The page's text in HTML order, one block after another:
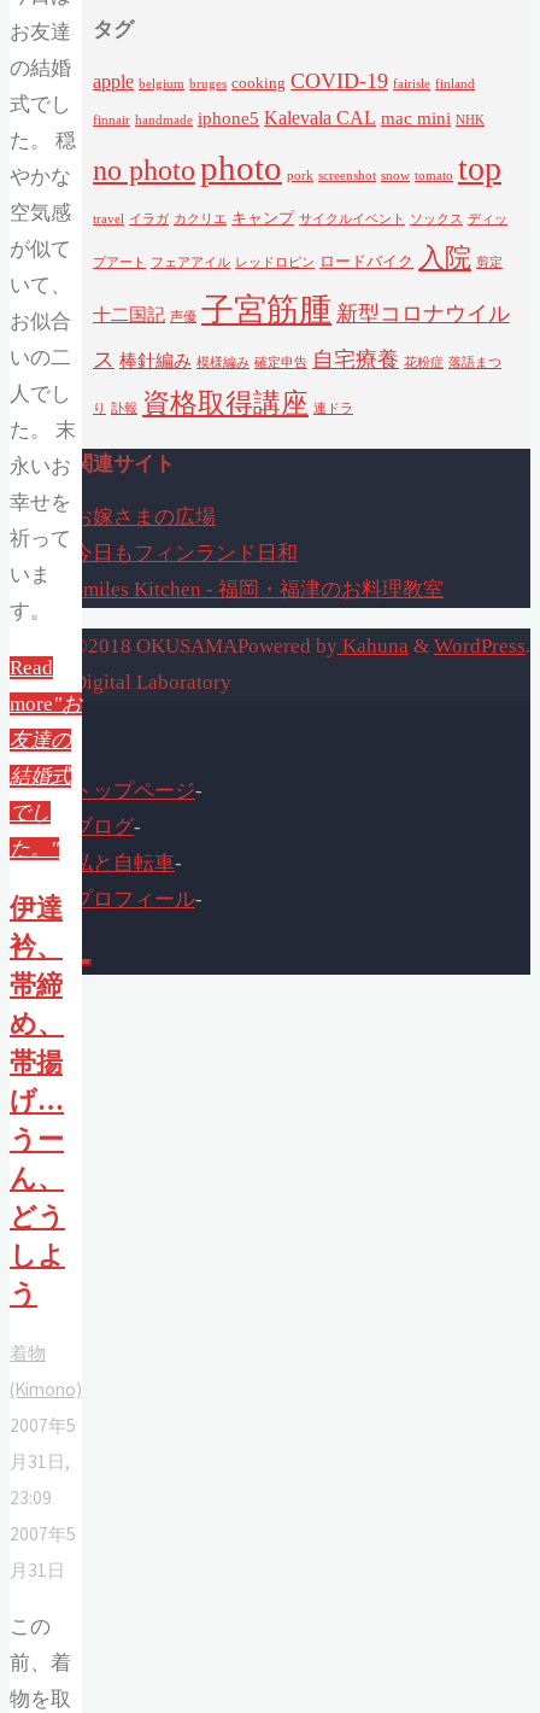
お友達
の結婚
式でし
た。 穏
やかな
空気感
が似て
いて、
お似合
いの二
人でし
た。 末
永いお
幸せを
祈って
いま
す。
Read
more"お
友達の
結婚式
でし
た。"
伊達
衿、
帯締
め、
帯揚
げ…
うー
ん、
どう
しよ
う
着物
(Kimono)
2007年5
月31日,
23:09
2007年5
月31日
この
前、着
物を取
タグ
apple belgium bruges cooking COVID-19 fairisle finland
finnair handmade iphone5 Kalevala CAL mac mini NHK
no photophoto pork screenshot snow tomato top
travel イラガ カクリエ キャンプ サイクルイベント ソックス ディッ
プアート フェアアイル レッドロビン ロードバイク 入院 剪定
十二国記 声優 子宮筋腫 新型コロナウイル
ス 棒針編み 模様編み 確定申告 自宅療養 花粉症 落語まつ
り 訃報 資格取得講座 連ドラ
関連サイト
お嫁さまの広場
今日もフィンランド日和
Smiles Kitchen - 福岡・福津のお料理教室
Powered by Kahuna & WordPress.
©2018 OKUSAMA
Digital Laboratory
トップページ-
ブログ-
私と自転車-
プロフィール-